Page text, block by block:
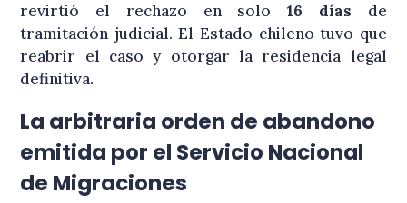
revirtió el rechazo en solo16 días de
tramitación judicial. El Estado chileno tuvo que
reabrir el caso y otorgar la residencia legal
definitiva.
La arbitraria orden de abandono
emitida por el Servicio Nacional
de Migraciones